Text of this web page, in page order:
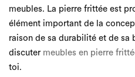
meubles. La pierre frittée est
élément important de la
raison de sa durabilité et de sa
discuter meubles en pierre
toi.